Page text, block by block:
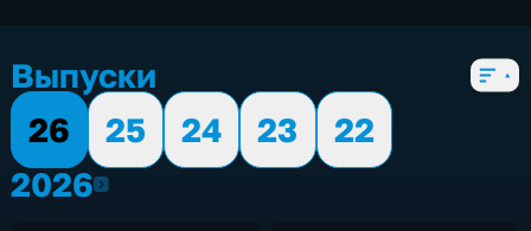
Выпуски
26
25 24 23
22
20262026